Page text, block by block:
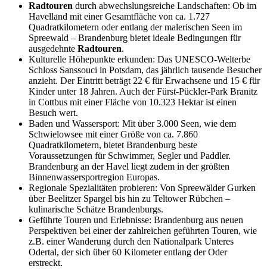
Radtouren durch abwechslungsreiche Landschaften: Ob im
Havelland mit einer Gesamtfläche von ca. 1.727
Quadratkilometern oder entlang der malerischen Seen im
Spreewald – Brandenburg bietet ideale Bedingungen für
ausgedehnte Radtouren.
Kulturelle Höhepunkte erkunden: Das UNESCO-Welterbe
Schloss Sanssouci in Potsdam, das jährlich tausende Besucher
anzieht. Der Eintritt beträgt 22 € für Erwachsene und 15 € für
Kinder unter 18 Jahren. Auch der Fürst-Pückler-Park Branitz
in Cottbus mit einer Fläche von 10.323 Hektar ist einen
Besuch wert.
Baden und Wassersport: Mit über 3.000 Seen, wie dem
Schwielowsee mit einer Größe von ca. 7.860
Quadratkilometern, bietet Brandenburg beste
Voraussetzungen für Schwimmer, Segler und Paddler.
Brandenburg an der Havel liegt zudem in der größten
Binnenwassersportregion Europas.
Regionale Spezialitäten probieren: Von Spreewälder Gurken
über Beelitzer Spargel bis hin zu Teltower Rübchen –
kulinarische Schätze Brandenburgs.
Geführte Touren und Erlebnisse: Brandenburg aus neuen
Perspektiven bei einer der zahlreichen geführten Touren, wie
z.B. einer Wanderung durch den Nationalpark Unteres
Odertal, der sich über 60 Kilometer entlang der Oder
erstreckt.